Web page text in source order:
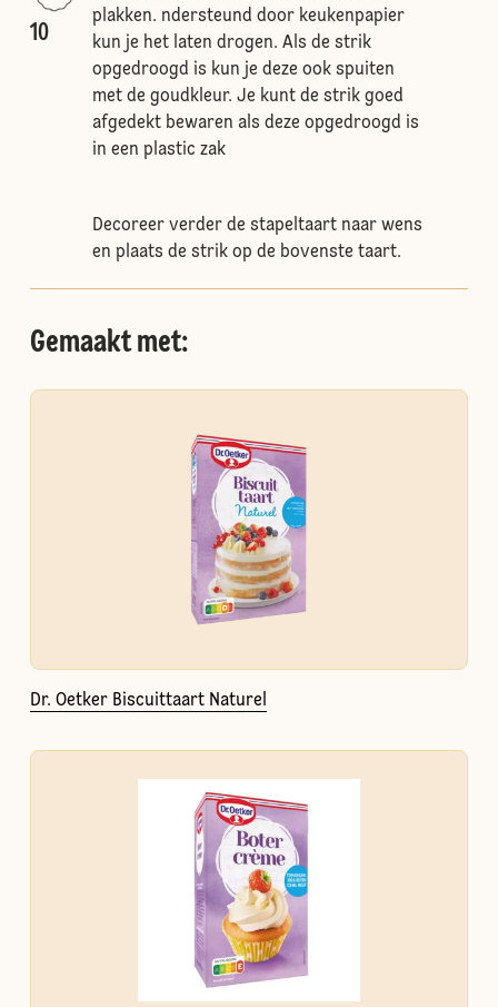
10
plakken. ndersteund door keukenpapier
kun je het laten drogen. Als de strik
opgedroogd is kun je deze ook spuiten
met de goudkleur. Je kunt de strik goed
afgedekt bewaren als deze opgedroogd is
in een plastic zak
Decoreer verder de stapeltaart naar wens
en plaats de strik op de bovenste taart.
Gemaakt met:
Dr. Oetker Biscuittaart Naturel